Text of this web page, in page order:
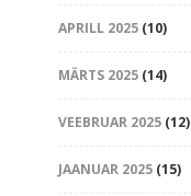
APRILL 2025(10)
MÄRTS 2025(14)
VEEBRUAR 2025(12)
JAANUAR 2025(15)